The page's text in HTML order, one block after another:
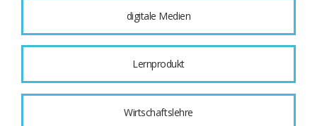
digitale Medien
Lernprodukt
Wirtschaftslehre